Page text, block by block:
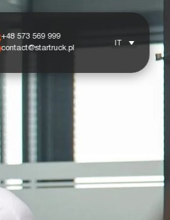
+48 573 569 999
contact@startruck.pl